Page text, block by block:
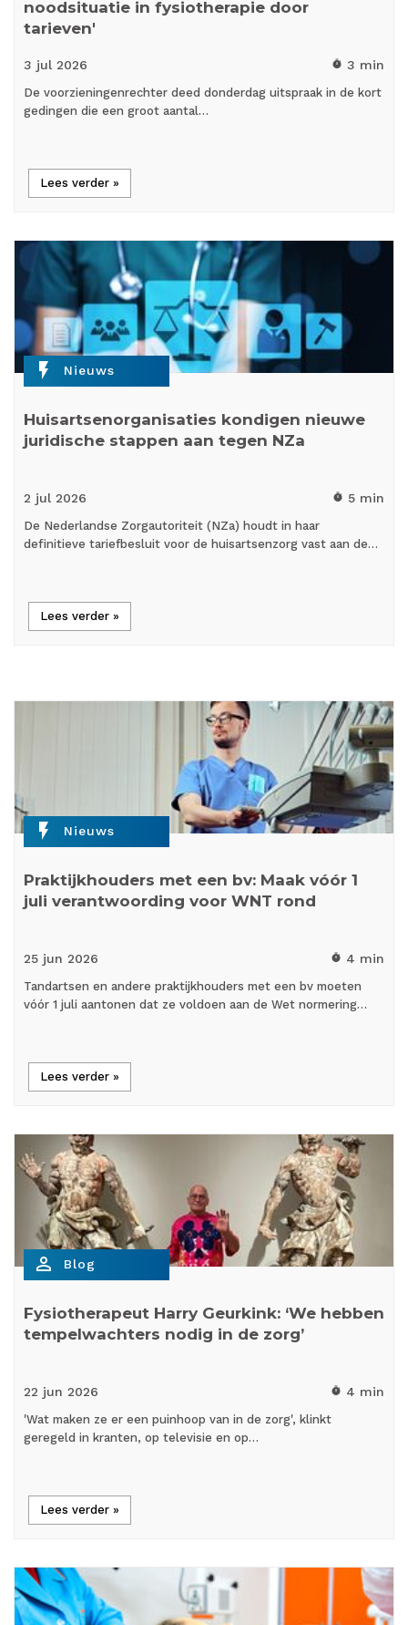
noodsituatie in fysiotherapie door
tarieven'
3 jul 2026 timer 3 min
De voorzieningenrechter deed donderdag uitspraak in de kort
gedingen die een groot aantal…
Lees verder »
flash_on Nieuws
Huisartsenorganisaties kondigen nieuwe
juridische stappen aan tegen NZa
2 jul 2026 timer 5 min
De Nederlandse Zorgautoriteit (NZa) houdt in haar
definitieve tariefbesluit voor de huisartsenzorg vast aan de…
Lees verder »
flash_on Nieuws
Praktijkhouders met een bv: Maak vóór 1
juli verantwoording voor WNT rond
25 jun 2026 timer 4 min
Tandartsen en andere praktijkhouders met een bv moeten
vóór 1 juli aantonen dat ze voldoen aan de Wet normering…
Lees verder »
person_outline Blog
Fysiotherapeut Harry Geurkink: ‘We hebben
tempelwachters nodig in de zorg’
22 jun 2026 timer 4 min
'Wat maken ze er een puinhoop van in de zorg', klinkt
geregeld in kranten, op televisie en op…
Lees verder »